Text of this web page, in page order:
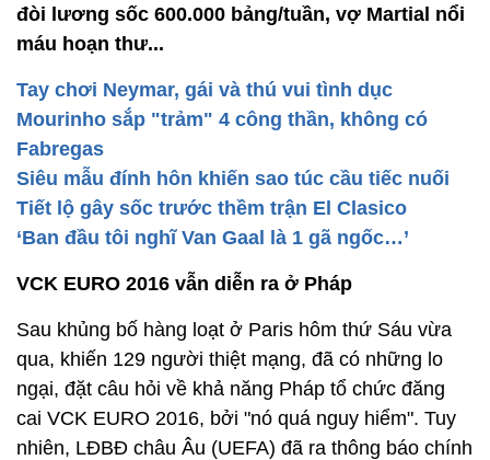
đòi lương sốc 600.000 bảng/tuần, vợ Martial nổi
máu hoạn thư...
Tay chơi Neymar, gái và thú vui tình dục
Mourinho sắp "trảm" 4 công thần, không có
Fabregas
Siêu mẫu đính hôn khiến sao túc cầu tiếc nuối
Tiết lộ gây sốc trước thềm trận El Clasico
‘Ban đầu tôi nghĩ Van Gaal là 1 gã ngốc…’
VCK EURO 2016 vẫn diễn ra ở Pháp
Sau khủng bố hàng loạt ở Paris hôm thứ Sáu vừa
qua, khiến 129 người thiệt mạng, đã có những lo
ngại, đặt câu hỏi về khả năng Pháp tổ chức đăng
cai VCK EURO 2016, bởi "nó quá nguy hiểm". Tuy
nhiên, LĐBĐ châu Âu (UEFA) đã ra thông báo chính